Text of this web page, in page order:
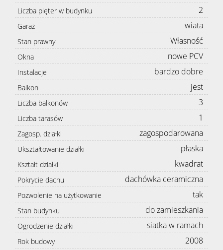
Liczba pięter w budynku
2
Garaż wiata
Stan prawny Własność
Okna nowe PCV
Instalacje bardzo dobre
Balkon jest
Liczba balkonów 3
Liczba tarasów 1
Zagosp. działki zagospodarowana
Ukształtowanie działki płaska
Kształt działki kwadrat
Pokrycie dachu dachówka ceramiczna
Pozwolenie na użytkowanie tak
Stan budynku do zamieszkania
Ogrodzenie działki siatka w ramach
Rok budowy 2008